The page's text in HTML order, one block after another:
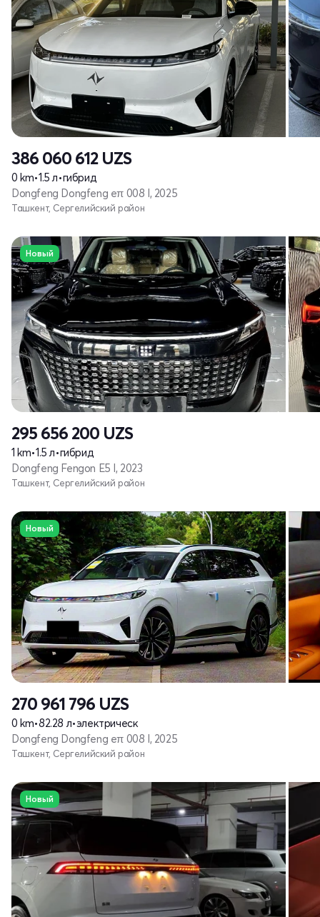
386 060 612 UZS
0 km•1.5 л•гибрид
Dongfeng Dongfeng eπ 008 I, 2025
Ташкент, Сергелийский район
Новый
295 656 200 UZS
1 km•1.5 л•гибрид
Dongfeng Fengon E5 I, 2023
Ташкент, Сергелийский район
Новый
270 961 796 UZS
0 km•82.28 л•электрическ
Dongfeng Dongfeng eπ 008 I, 2025
Ташкент, Сергелийский район
Новый